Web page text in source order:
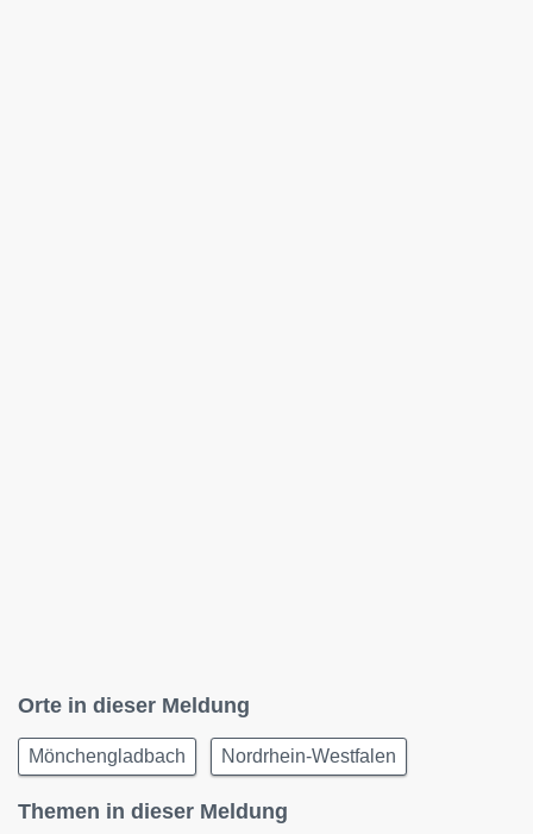
Orte in dieser Meldung
Mönchengladbach Nordrhein-Westfalen
Themen in dieser Meldung